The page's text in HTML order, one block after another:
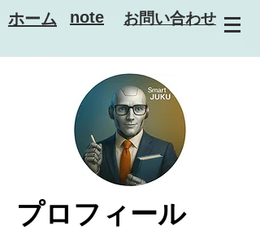
ホーム note お問い合わせ
プロフィール